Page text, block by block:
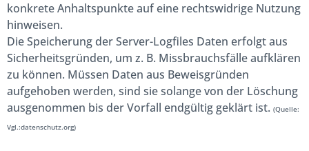
konkrete Anhaltspunkte auf eine rechtswidrige Nutzung
hinweisen.
Die Speicherung der Server-Logfiles Daten erfolgt aus
Sicherheitsgründen, um z. B. Missbrauchsfälle aufklären
zu können. Müssen Daten aus Beweisgründen
aufgehoben werden, sind sie solange von der Löschung
ausgenommen bis der Vorfall endgültig geklärt ist. (Quelle:
Vgl.:datenschutz.org)